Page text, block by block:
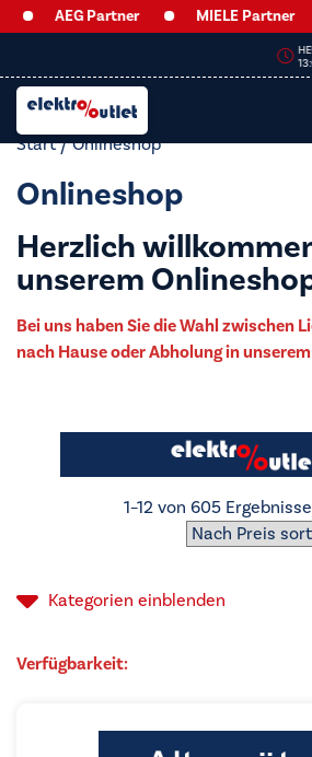
AEG Partner MIELE Partner
HEUTE GEÖFFNET BIS
Start/ Onlineshop
Onlineshop
Herzlich
unserem
Bei uns haben Sie die Wahl zwischen
nach Hause oder Abholung in
1–12 von 605
Kategorien einblenden
Verfügbarkeit: